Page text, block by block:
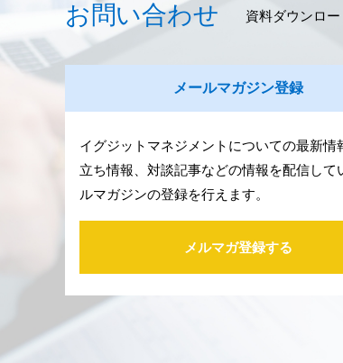
お問い合わせ 資料ダウンロ
メールマガジン登録
イグジットマネジメントについての最新情
立ち情報、対談記事などの情報を配信して
ルマガジンの登録を行えます。
メルマガ登録する